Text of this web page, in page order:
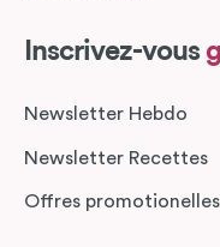
Inscrivez-vous
Newsletter Hebdo
Newsletter Recettes
Offres promotionelles